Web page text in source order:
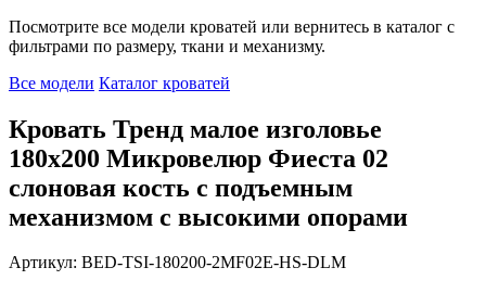
Посмотрите все модели кроватей или вернитесь в каталог с
фильтрами по размеру, ткани и механизму.
Все модели Каталог кроватей
Кровать Тренд малое изголовье
180х200 Микровелюр Фиеста 02
слоновая кость с подъемным
механизмом с высокими опорами
Артикул: BED-TSI-180200-2MF02E-HS-DLM